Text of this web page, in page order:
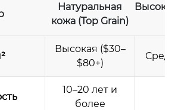
Натуральная
кожа (Top Grain)
Высокая ($30–
$80+)
10–20 лет и
более